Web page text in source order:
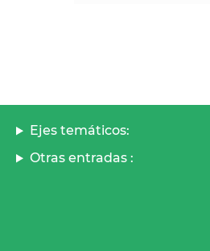
Ejes temáticos:
Otras entradas :